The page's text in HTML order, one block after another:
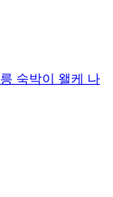
숙박이 왤케 나